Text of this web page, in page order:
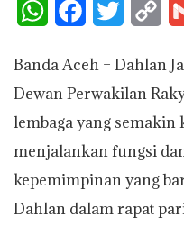
W
a
t
s
A
c
e
b
i
t
t
r
p
y
L
Banda Aceh – Dahlan
Dewan Perwakilan
lembaga yang
menjalankan fungsi
kepemimpinan yang
Dahlan dalam rapat